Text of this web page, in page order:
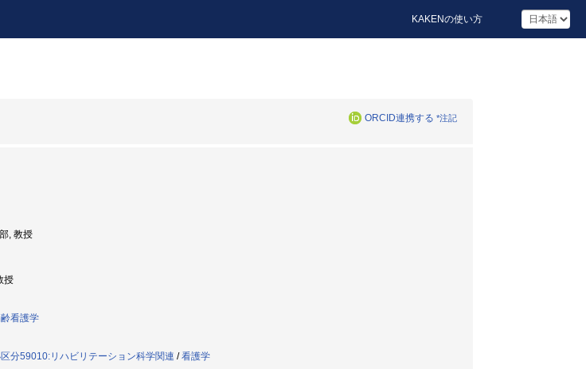
KAKENの使い方
ORCID連携する *注記
, 教授
授
看護学
分59010:リハビリテーション科学関連 /看護学